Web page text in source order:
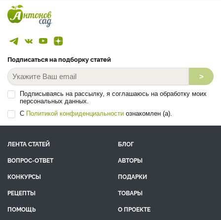
Подписаться на подборку статей
>
Подписываясь на рассылку, я соглашаюсь на обработку моих
персональных данных.
С Политикой конфиденциальности ознакомлен (а).
ЛЕНТА СТАТЕЙ
БЛОГ
ВОПРОС-ОТВЕТ
АВТОРЫ
КОНКУРСЫ
ПОДАРКИ
РЕЦЕПТЫ
ТОВАРЫ
ПОМОЩЬ
О ПРОЕКТЕ